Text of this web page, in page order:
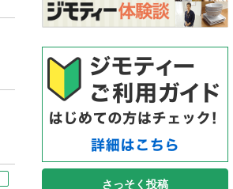
さっそく投稿